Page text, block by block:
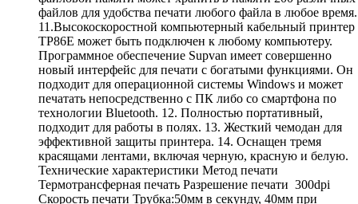
файлов для удобства печати любого файла в любое время.
11.Высокоскоростной компьютерный кабельный принтер
TP86E может быть подключен к любому компьютеру.
Программное обеспечение Supvan имеет совершенно
новый интерфейс для печати с богатыми функциями. Он
подходит для операционной системы Windows и может
печатать непосредственно с ПК либо со смартфона по
технологии Bluetooth. 12. Полностью портативный,
подходит для работы в полях. 13. Жесткий чемодан для
эффективной защиты принтера. 14. Оснащен тремя
красящами лентами, включая черную, красную и белую.
Технические характеристики Метод печати
Термотрансферная печать Разрешение печати 300dpi
Скорость печати Трубка:50мм в секунду, 40мм при